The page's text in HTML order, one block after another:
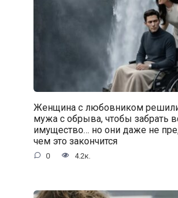
Женщина с любовником решили
мужа с обрыва, чтобы забрать
имущество… но они даже не
чем это закончится
0 4.2к.